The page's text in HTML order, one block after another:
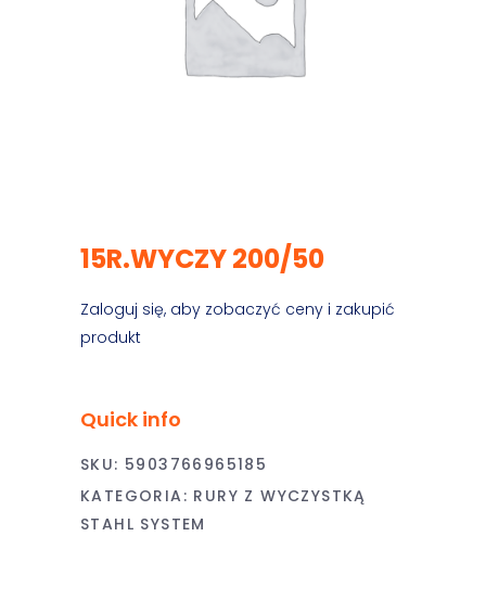
15R.WYCZY 200/50
Zaloguj się, aby zobaczyć ceny i zakupić
produkt
Quick info
SKU: 5903766965185
KATEGORIA: RURY Z WYCZYSTKĄ
STAHL SYSTEM